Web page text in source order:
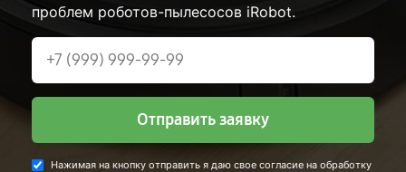
проблем роботов-пылесосов iRobot.
Отправить заявку
Нажимая на кнопку отправить я даю свое согласие на обработку